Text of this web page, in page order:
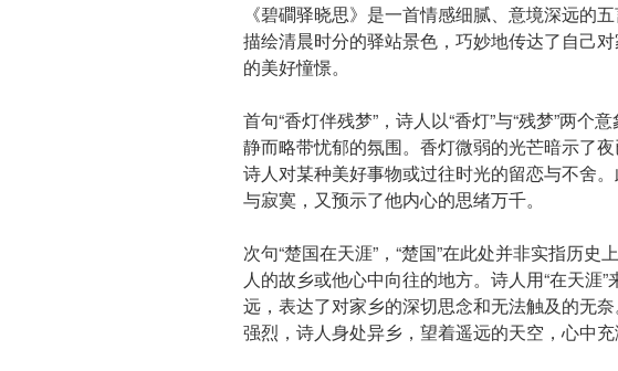
《碧磵驿晓思》是一首情感细腻、意境深远的
描绘清晨时分的驿站景色，巧妙地传达了自己
的美好憧憬。
首句“香灯伴残梦”，诗人以“香灯”与“残梦”两个
静而略带忧郁的氛围。香灯微弱的光芒暗示了夜
诗人对某种美好事物或过往时光的留恋与不舍
与寂寞，又预示了他内心的思绪万千。
次句“楚国在天涯”，“楚国”在此处并非实指历史
人的故乡或他心中向往的地方。诗人用“在天涯
远，表达了对家乡的深切思念和无法触及的无
强烈，诗人身处异乡，望着遥远的天空，心中充